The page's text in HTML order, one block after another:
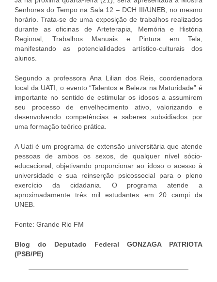
Senhores do Tempo na Sala 12 – DCH III/UNEB, no mesmo
horário. Trata-se de uma exposição de trabalhos realizados
durante as oficinas de Arteterapia, Memória e História
Regional, Trabalhos Manuais e Pintura em Tela,
manifestando as potencialidades artístico-culturais dos
alunos.
Segundo a professora Ana Lilian dos Reis, coordenadora
local da UATI, o evento “Talentos e Beleza na Maturidade” é
importante no sentido de estimular os idosos a assumirem
seu processo de envelhecimento ativo, valorizando e
desenvolvendo competências e saberes subsidiados por
uma formação teórico prática.
A Uati é um programa de extensão universitária que atende
pessoas de ambos os sexos, de qualquer nível sócio-
educacional, objetivando proporcionar ao idoso o acesso à
universidade e sua reinserção psicossocial para o pleno
exercício da cidadania. O programa atende a
aproximadamente três mil estudantes em 20 campi da
UNEB.
Fonte: Grande Rio FM
Blog do Deputado Federal GONZAGA PATRIOTA
(PSB/PE)